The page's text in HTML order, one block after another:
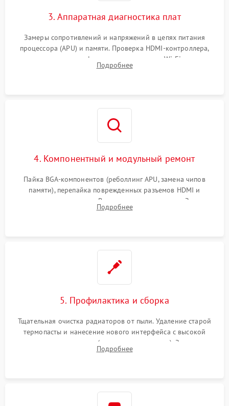
3. Аппаратная диагностика плат
Замеры сопротивлений и напряжений в цепях питания
процессора (APU) и памяти. Проверка HDMI-контроллера,
микросхем флеш-памяти и модуля Wi-Fi
Подробнее
4. Компонентный и модульный ремонт
Пайка BGA-компонентов (реболлинг APU, замена чипов
памяти), перепайка поврежденных разъемов HDMI и
контроллеров питания. Восстановление дорожек. Замена
неисправного жесткого диска, SSD или лазерной головки
Подробнее
5. Профилактика и сборка
Тщательная очистка радиаторов от пыли. Удаление старой
термопасты и нанесение нового интерфейса с высокой
теплопроводностью (или жидкого металла). Замена
термопрокладок. Аккуратная сборка консоли и подключение
Подробнее